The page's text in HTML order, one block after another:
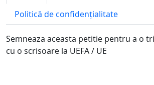
Politică de confidențialitate
Semneaza aceasta petitie pentru a o
cu o scrisoare la UEFA / UE